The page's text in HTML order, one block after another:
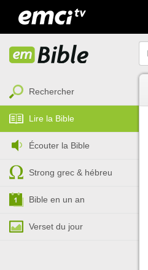
Rechercher
Lire la Bible
Écouter la Bible
Strong grec & hébreu
Bible en un an
Verset du jour